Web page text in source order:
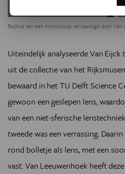
Replica van een microscoop vervaardigd door
Uiteindelijk analyseerde Van
uit de collectie van het
bewaard in het TU Delft Science
gewoon een geslepen lens,
van een niet-sferische
tweede was een verrassing.
rond bolletje als lens, met een
vast. Van Leeuwenhoek heeft deze